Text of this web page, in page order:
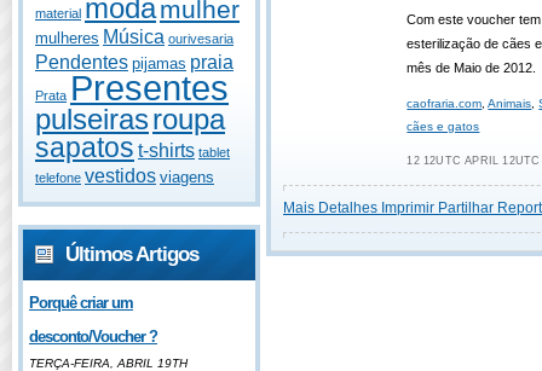
material modamulher
mulheres Música ourivesaria
Pendentes pijamas praia
Prata Presentes
pulseirasroupa
sapatos t-shirts tablet
telefone vestidos viagens
Últimos Artigos
Porquê criar um
desconto/Voucher ?
TERÇA-FEIRA, ABRIL 19TH
Com este voucher
esterilização de cães
mês de Maio de 2012.
caofraria.com ,Animais ,
cães e gatos
12 12UTC APRIL
Mais Detalhes Imprimir Partilhar